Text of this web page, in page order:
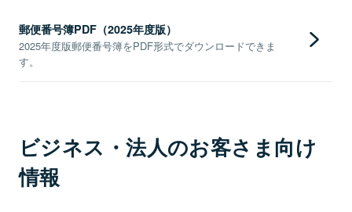
郵便番号簿PDF（2025年度版）
2025年度版郵便番号簿をPDF形式でダウンロードできま
す。
ビジネス・法人のお客さま向け
情報